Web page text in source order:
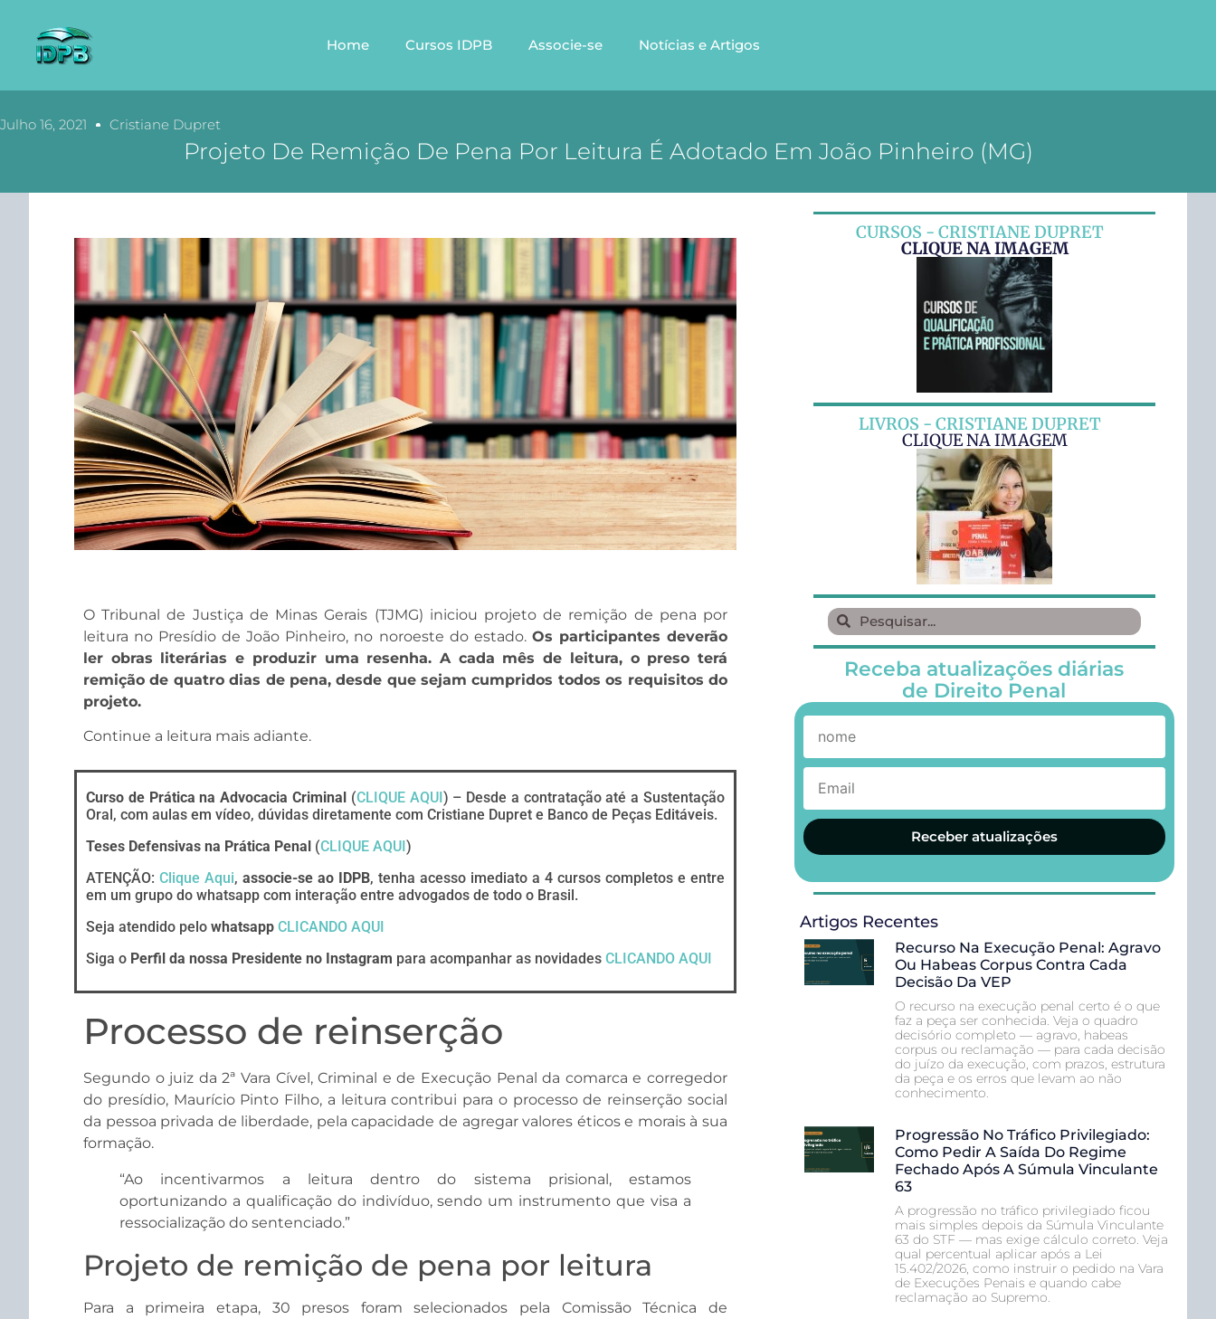
Home Cursos IDPB Associe-se Notícias e Artigos
Julho 16, 2021 Cristiane Dupret
Projeto De Remição De Pena Por Leitura É Adotado Em João Pinheiro (MG)
O Tribunal de Justiça de Minas Gerais (TJMG) iniciou projeto de remição de pena por
leitura no Presídio de João Pinheiro, no noroeste do estado. Os participantes deverão
ler obras literárias e produzir uma resenha. A cada mês de leitura, o preso terá
remição de quatro dias de pena, desde que sejam cumpridos todos os requisitos do
projeto.
Continue a leitura mais adiante.
Curso de Prática na Advocacia Criminal(CLIQUE AQUI) – Desde a contratação até a Sustentação
Oral, com aulas em vídeo, dúvidas diretamente com Cristiane Dupret e Banco de Peças Editáveis.
Teses Defensivas na Prática Penal (CLIQUE AQUI)
ATENÇÃO: Clique Aqui, associe-se ao IDPB, tenha acesso imediato a 4 cursos completos e entre
em um grupo do whatsapp com interação entre advogados de todo o Brasil.
Seja atendido pelo whatsapp CLICANDO AQUI
Siga o Perfil da nossa Presidente no Instagram para acompanhar as novidades CLICANDO AQUI
Processo de reinserção
Segundo o juiz da 2ª Vara Cível, Criminal e de Execução Penal da comarca e corregedor
do presídio, Maurício Pinto Filho, a leitura contribui para o processo de reinserção social
da pessoa privada de liberdade, pela capacidade de agregar valores éticos e morais à sua
formação.
“Ao incentivarmos a leitura dentro do sistema prisional, estamos
oportunizando a qualificação do indivíduo, sendo um instrumento que visa a
ressocialização do sentenciado.”
Projeto de remição de pena por leitura
Para a primeira etapa, 30 presos foram selecionados pela Comissão Técnica de
CURSOS - CRISTIANE DUPRET
CLIQUE NA IMAGEM
LIVROS - CRISTIANE DUPRET
CLIQUE NA IMAGEM
Receba atualizações diárias
de Direito Penal
Receber atualizações
Artigos Recentes
Recurso Na Execução Penal: Agravo
Ou Habeas Corpus Contra Cada
Decisão Da VEP
O recurso na execução penal certo é o que
faz a peça ser conhecida. Veja o quadro
decisório completo — agravo, habeas
corpus ou reclamação — para cada decisão
do juízo da execução, com prazos, estrutura
da peça e os erros que levam ao não
conhecimento.
Progressão No Tráfico Privilegiado:
Como Pedir A Saída Do Regime
Fechado Após A Súmula Vinculante
63
A progressão no tráfico privilegiado ficou
mais simples depois da Súmula Vinculante
63 do STF — mas exige cálculo correto. Veja
qual percentual aplicar após a Lei
15.402/2026, como instruir o pedido na Vara
de Execuções Penais e quando cabe
reclamação ao Supremo.